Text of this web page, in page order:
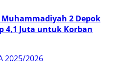
2 Depok
4,1 Juta untuk Korban